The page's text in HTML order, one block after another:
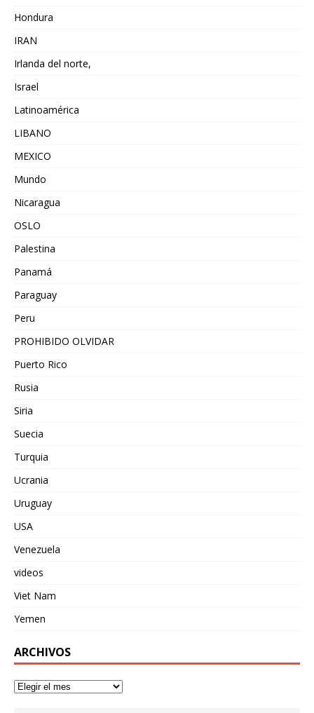
Hondura
IRAN
Irlanda del norte,
Israel
Latinoamérica
LIBANO
MEXICO
Mundo
Nicaragua
OSLO
Palestina
Panamá
Paraguay
Peru
PROHIBIDO OLVIDAR
Puerto Rico
Rusia
Siria
Suecia
Turquia
Ucrania
Uruguay
USA
Venezuela
videos
Viet Nam
Yemen
ARCHIVOS